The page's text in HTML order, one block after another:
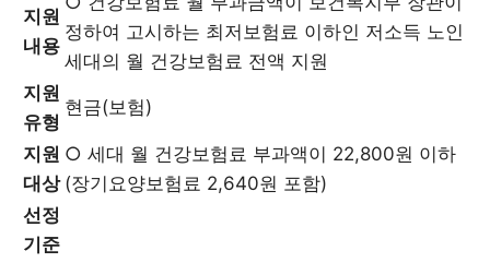
지원
내용
정하여 고시하는 최저보험료 이하인 저소득 노인
세대의 월 건강보험료 전액 지원
지원
유형
현금(보험)
지원
대상
○ 세대 월 건강보험료 부과액이 22,800원 이하
(장기요양보험료 2,640원 포함)
선정
기준